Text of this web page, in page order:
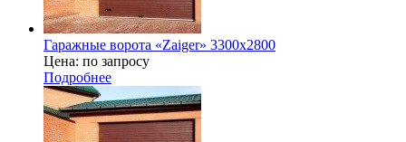
Гаражные ворота «Zaiger» 3300x2800
Цена: по запросу
Подробнее